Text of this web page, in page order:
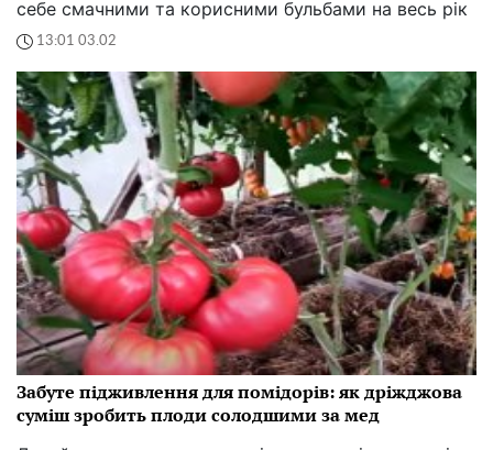
себе смачними та корисними бульбами на весь рік
13:01 03.02
Забуте підживлення для помідорів: як дріжджова
суміш зробить плоди солодшими за мед